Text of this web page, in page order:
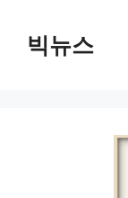
빅뉴스